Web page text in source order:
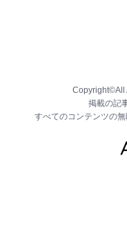
Copyright©All
掲載の記
すべてのコンテンツの